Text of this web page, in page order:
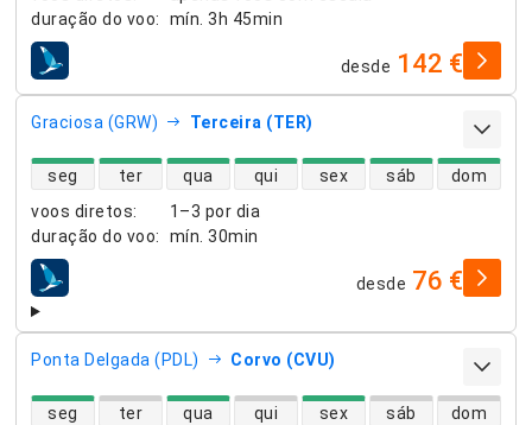
duração do voo: mín. 3h 45min
companhias aéreas desde 142 €
Graciosa (GRW) Terceira (TER)
voos diretos:
1–3 por dia
duração do voo: mín. 30min
disponibilidade de voos diretos
seg ter qua qui sex sáb dom
companhias aéreas desde 76 €
Ponta Delgada (PDL) Corvo (CVU)
disponibilidade de voos diretos
seg ter qua qui sex sáb dom